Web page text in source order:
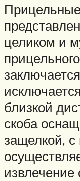
целиком и
близкой
скоба
защелкой,